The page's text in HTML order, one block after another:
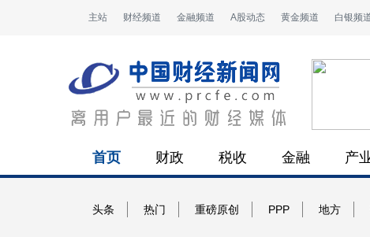
主站 财经频道 金融频道 A股动态 黄金频道 白银频
首页 财政 税收 金融 产
头条 热门 重磅原创 PPP 地方